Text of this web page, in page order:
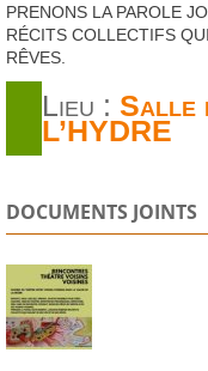
PRENONS LA PAROLE
RÉCITS COLLECTIFS QUI
RÊVES
Lieu : Salle
L’HYDRE
DOCUMENTS JOINTS